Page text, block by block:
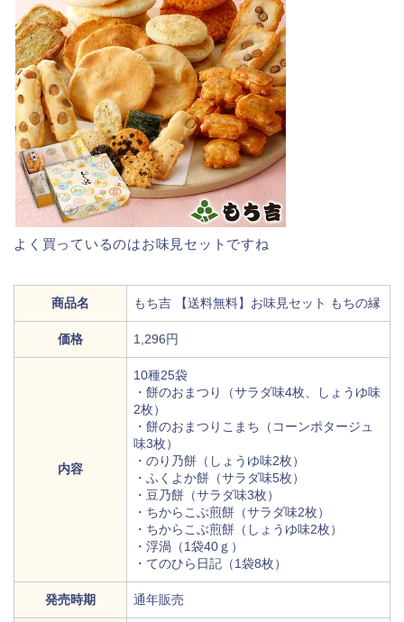
よく買っているのはお味見セットですね
商品名 もち吉 【送料無料】お味見セット もちの縁
価格 1,296円
内容
10種25袋
・餅のおまつり（サラダ味4枚、しょうゆ味
2枚）
・餅のおまつりこまち（コーンポタージュ
味3枚）
・のり乃餅（しょうゆ味2枚）
・ふくよか餅（サラダ味5枚）
・豆乃餅（サラダ味3枚）
・ちからこぶ煎餅（サラダ味2枚）
・ちからこぶ煎餅（しょうゆ味2枚）
・浮渦（1袋40ｇ）
・てのひら日記（1袋8枚）
発売時期 通年販売